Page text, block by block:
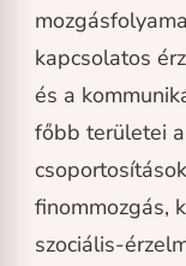
kapcsolatos
és a
főbb területei
finommozgás,
szociális-